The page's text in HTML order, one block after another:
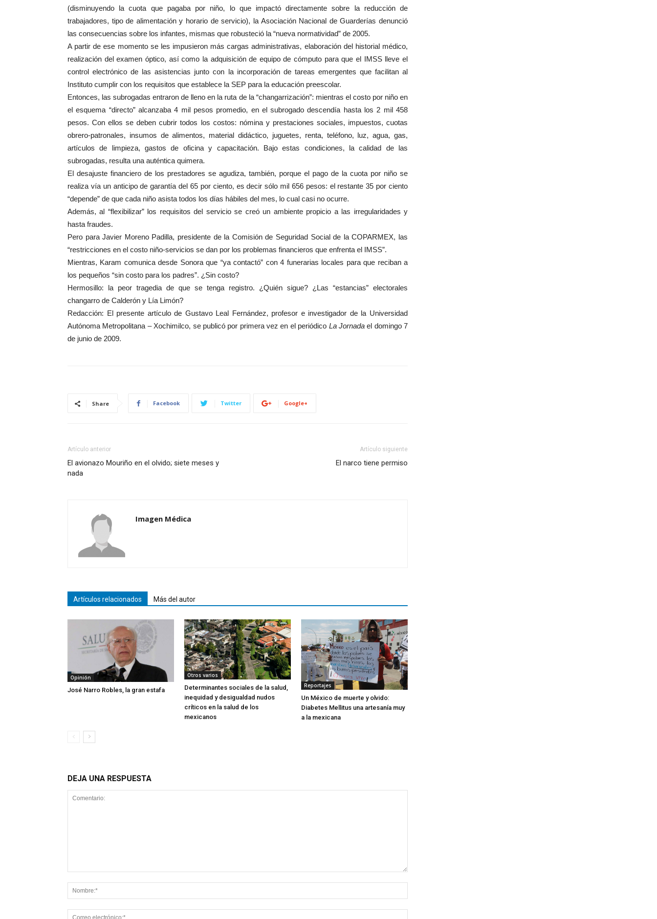
(disminuyendo la cuota que pagaba por niño, lo que impactó directamente sobre la reducción de
trabajadores, tipo de alimentación y horario de servicio), la Asociación Nacional de Guarderías denunció
las consecuencias sobre los infantes, mismas que robusteció la “nueva normatividad” de 2005.
A partir de ese momento se les impusieron más cargas administrativas, elaboración del historial médico,
realización del examen óptico, así como la adquisición de equipo de cómputo para que el IMSS lleve el
control electrónico de las asistencias junto con la incorporación de tareas emergentes que facilitan al
Instituto cumplir con los requisitos que establece la SEP para la educación preescolar.
Entonces, las subrogadas entraron de lleno en la ruta de la “changarrización”: mientras el costo por niño en
el esquema “directo” alcanzaba 4 mil pesos promedio, en el subrogado descendía hasta los 2 mil 458
pesos. Con ellos se deben cubrir todos los costos: nómina y prestaciones sociales, impuestos, cuotas
obrero-patronales, insumos de alimentos, material didáctico, juguetes, renta, teléfono, luz, agua, gas,
artículos de limpieza, gastos de oficina y capacitación. Bajo estas condiciones, la calidad de las
subrogadas, resulta una auténtica quimera.
El desajuste financiero de los prestadores se agudiza, también, porque el pago de la cuota por niño se
realiza vía un anticipo de garantía del 65 por ciento, es decir sólo mil 656 pesos: el restante 35 por ciento
“depende” de que cada niño asista todos los días hábiles del mes, lo cual casi no ocurre.
Además, al “flexibilizar” los requisitos del servicio se creó un ambiente propicio a las irregularidades y
hasta fraudes.
Pero para Javier Moreno Padilla, presidente de la Comisión de Seguridad Social de la COPARMEX, las
“restricciones en el costo niño-servicios se dan por los problemas financieros que enfrenta el IMSS”.
Mientras, Karam comunica desde Sonora que “ya contactó” con 4 funerarias locales para que reciban a
los pequeños “sin costo para los padres”. ¿Sin costo?
Hermosillo: la peor tragedia de que se tenga registro. ¿Quién sigue? ¿Las “estancias” electorales
changarro de Calderón y Lía Limón?
Redacción: El presente artículo de Gustavo Leal Fernández, profesor e investigador de la Universidad
Autónoma Metropolitana – Xochimilco, se publicó por primera vez en el periódico La Jornadael domingo 7
de junio de 2009.
Share Facebook Twitter Google+
Artículo anterior
El avionazo Mouriño en el olvido; siete meses y
nada
Artículo siguiente
El narco tiene permiso
Imagen Médica
Artículos relacionados Más del autor
Opinión
José Narro Robles, la gran estafa
Otros varios
Determinantes sociales de la salud,
inequidad y desigualdad nudos
críticos en la salud de los
mexicanos
Reportajes
Un México de muerte y olvido:
Diabetes Mellitus una artesanía muy
a la mexicana
DEJA UNA RESPUESTA